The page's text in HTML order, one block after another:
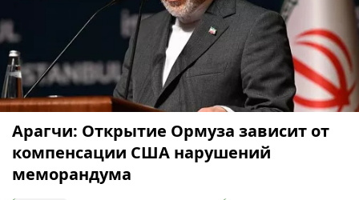
Арагчи: Открытие Ормуза зависит от
компенсации США нарушений
меморандума